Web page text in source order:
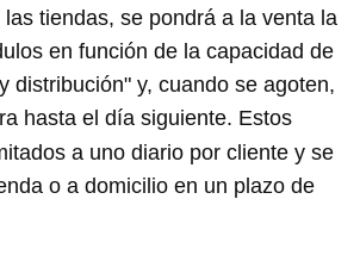
tiendas, se pondrá a la venta la
en función de la capacidad de
distribución" y, cuando se agoten,
hasta el día siguiente. Estos
a uno diario por cliente y se
o a domicilio en un plazo de